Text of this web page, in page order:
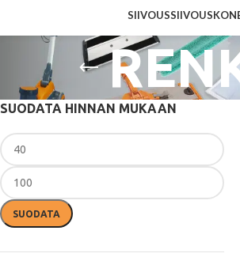
SIIVOUS
SUODATA HINNAN MUKAAN
SUODATA